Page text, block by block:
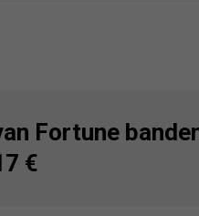
Fortune
€